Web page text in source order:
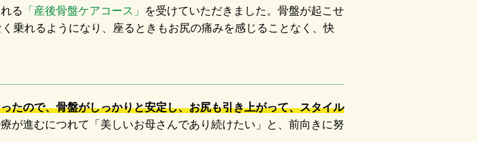
る 「産後骨盤ケアコース」
を受けていただきました。骨盤が起こせ
乗れるようになり、座るときもお尻の痛みを感じることなく、快
たので、骨盤がしっかりと安定し、お尻も引き上がって、スタイル
が進むにつれて「美しいお母さんであり続けたい」と、前向きに努